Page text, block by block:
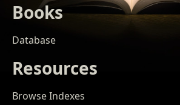
Books
Database
Resources
Browse Indexes